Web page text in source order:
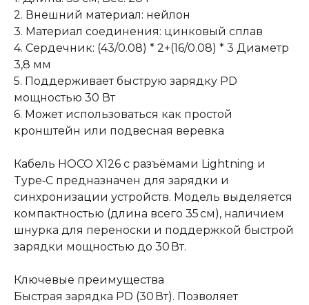
2. Внешний материал: нейлон
3. Материал соединения: цинковый сплав
4. Сердечник: (43/0.08) * 2+(16/0.08) * 3 Диаметр
3,8 мм
5. Поддерживает быструю зарядку PD
мощностью 30 Вт
6. Может использоваться как простой
кронштейн или подвесная веревка
Кабель HOCO X126 с разъёмами Lightning и
Type‑C предназначен для зарядки и
синхронизации устройств. Модель выделяется
компактностью (длина всего 35 см), наличием
шнурка для переноски и поддержкой быстрой
зарядки мощностью до 30 Вт.
Ключевые преимущества
Быстрая зарядка PD (30 Вт). Позволяет